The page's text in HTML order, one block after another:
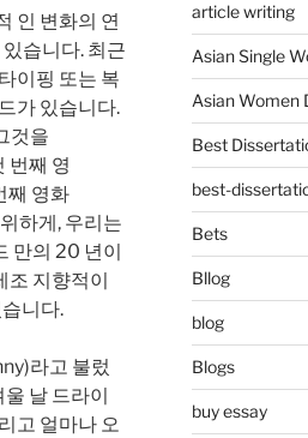
인 변화의 연
습니다. 최근
이핑 또는 복
가 있습니다.
것을
번째 영
째 영화
하게, 우리는
만의 20 년이
지향적이
니다.
라고 불렀
날 드라이
고 얼마나 오
article writing
Asian Single
Asian Women
Best
best-
Bets
Bllog
blog
Blogs
buy essay